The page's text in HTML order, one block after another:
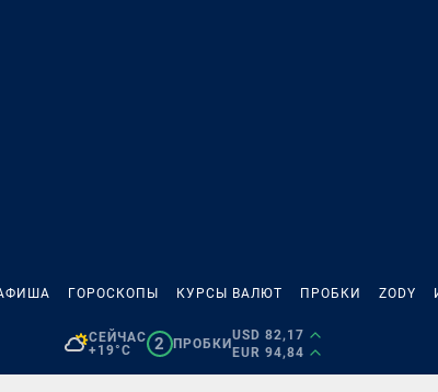
ГОРОСКОПЫ КУРСЫ ВАЛЮТ ПРОБКИ ZODY
СЕЙЧАС
+19°C
2 ПРОБКИ
USD 82,17
EUR 94,84